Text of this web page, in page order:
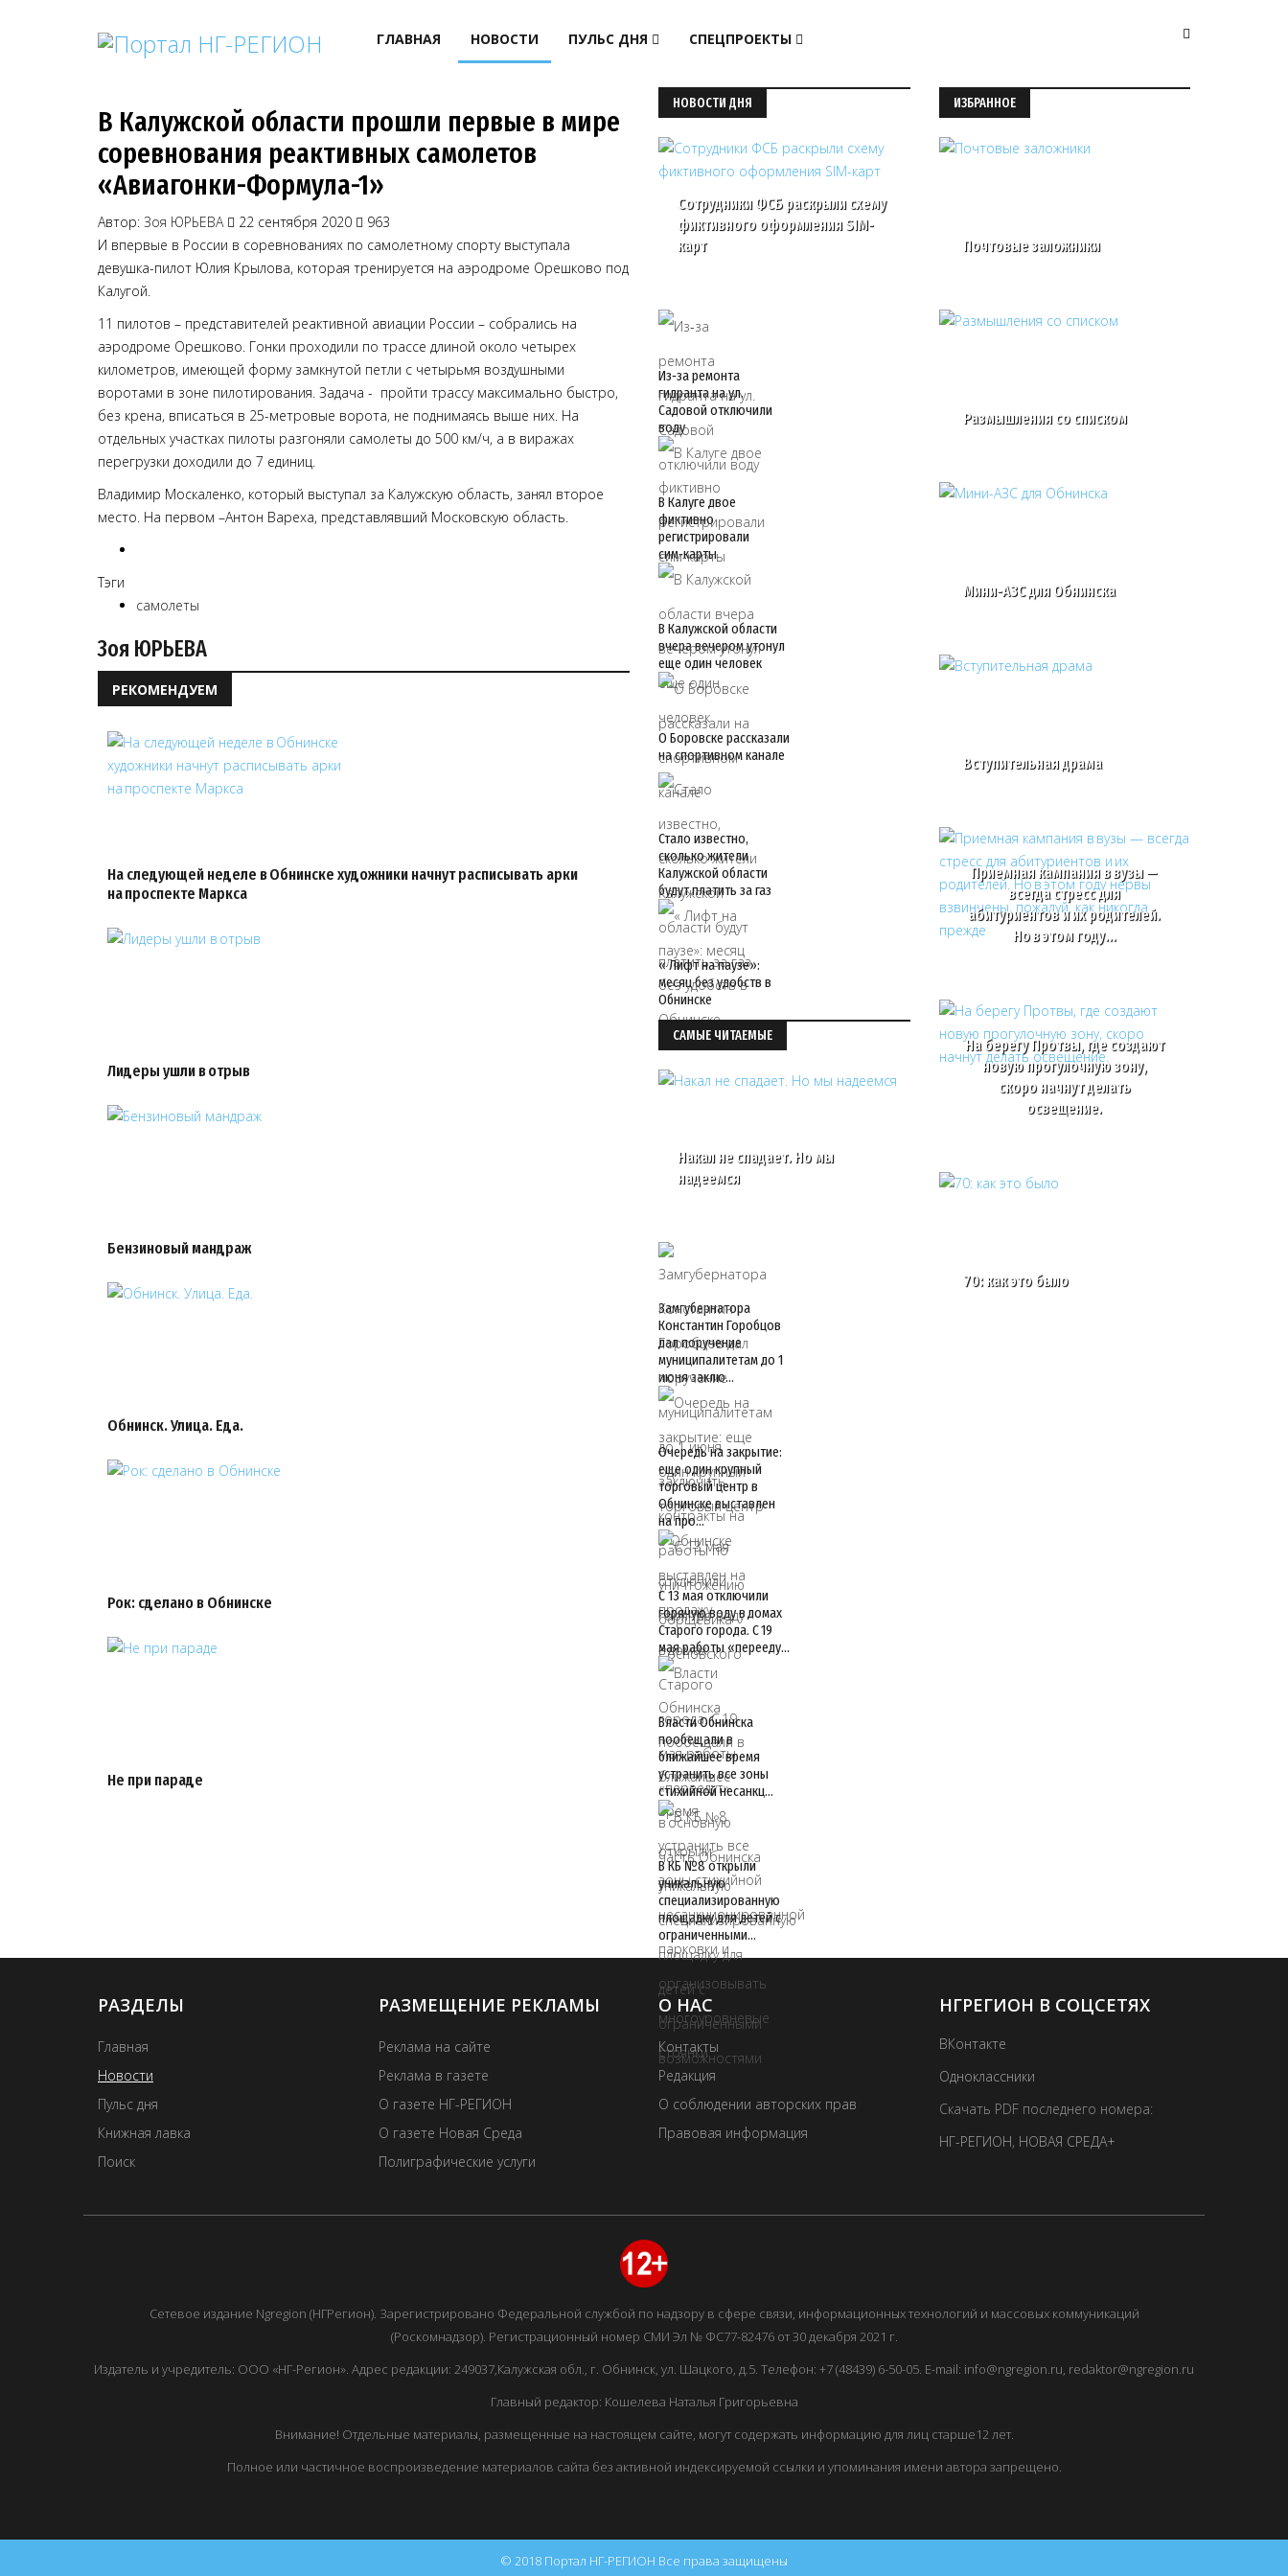
ГЛАВНАЯ НОВОСТИ ПУЛЬС ДНЯ СПЕЦПРОЕКТЫ
В Калужской области прошли первые в мире
соревнования реактивных самолетов
«Авиагонки-Формула-1»
Автор: Зоя ЮРЬЕВА 22 сентября 2020
963
И впервые в России в соревнованиях по самолетному спорту выступала
девушка-пилот Юлия Крылова, которая тренируется на аэродроме Орешково под
Калугой.
11 пилотов – представителей реактивной авиации России – собрались на
аэродроме Орешково. Гонки проходили по трассе длиной около четырех
километров, имеющей форму замкнутой петли с четырьмя воздушными
воротами в зоне пилотирования. Задача - пройти трассу максимально быстро,
без крена, вписаться в 25-метровые ворота, не поднимаясь выше них. На
отдельных участках пилоты разгоняли самолеты до 500 км/ч, а в виражах
перегрузки доходили до 7 единиц.
Владимир Москаленко, который выступал за Калужскую область, занял второе
место. На первом –Антон Вареха, представлявший Московскую область.
Тэги
самолеты
Зоя ЮРЬЕВА
РЕКОМЕНДУЕМ
На следующей неделе в Обнинске художники начнут расписывать арки
на проспекте Маркса
Лидеры ушли в отрыв
Бензиновый мандраж
Обнинск. Улица. Еда.
Рок: сделано в Обнинске
Не при параде
НОВОСТИ ДНЯ
Сотрудники ФСБ раскрыли схему
фиктивного оформления SIM-
карт
Из‑за ремонта
гидранта на ул.
Садовой отключили
воду
В Калуге двое
фиктивно
регистрировали
сим‑карты
В Калужской области
вчера вечером утонул
еще один человек
О Боровске рассказали
на спортивном канале
Стало известно,
сколько жители
Калужской области
будут платить за газ
« Лифт на паузе»:
месяц без удобств в
Обнинске
САМЫЕ ЧИТАЕМЫЕ
Накал не спадает. Но мы
надеемся
Замгубернатора
Константин Горобцов
дал поручение
муниципалитетам до 1
июня заклю…
Очередь на закрытие:
еще один крупный
торговый центр в
Обнинске выставлен
на про…
С 13 мая отключили
горячую воду в домах
Старого города. С 19
мая работы «перееду…
Власти Обнинска
пообещали в
ближайшее время
устранить все зоны
стихийной несанкц…
В КБ №8 открыли
уникальную
специализированную
площадку для детей с
ограниченными…
ИЗБРАННОЕ
Почтовые заложники
Размышления со списком
Мини-АЗС для Обнинска
Вступительная драма
Приемная кампания в вузы —
всегда стресс для
абитуриентов и их родителей.
Но в этом году…
На берегу Протвы, где создают
новую прогулочную зону,
скоро начнут делать
освещение.
70: как это было
РАЗДЕЛЫ
Главная
Новости
Пульс дня
Книжная лавка
Поиск
РАЗМЕЩЕНИЕ РЕКЛАМЫ
Реклама на сайте
Реклама в газете
О газете НГ-РЕГИОН
О газете Новая Среда
Полиграфические услуги
О НАС
Контакты
Редакция
О соблюдении авторских прав
Правовая информация
НГРЕГИОН В СОЦСЕТЯХ
ВКонтакте
Одноклассники
Скачать PDF последнего номера:
НГ-РЕГИОН, НОВАЯ СРЕДА+
Сетевое издание Ngregion (НГРегион). Зарегистрировано Федеральной службой по надзору в сфере связи, информационных технологий и массовых коммуникаций
(Роскомнадзор). Регистрационный номер СМИ Эл № ФС77-82476 от 30 декабря 2021 г.
Издатель и учредитель: ООО «НГ-Регион». Адрес редакции: 249037,Калужская обл., г. Обнинск, ул. Шацкого, д.5. Телефон: +7 (48439) 6-50-05. E-mail: info@ngregion.ru, redaktor@ngregion.ru
Главный редактор: Кошелева Наталья Григорьевна
Внимание! Отдельные материалы, размещенные на настоящем сайте, могут содержать информацию для лиц старше12 лет.
Полное или частичное воспроизведение материалов сайта без активной индексируемой ссылки и упоминания имени автора запрещено.
© 2018 Портал НГ-РЕГИОН Все права защищены